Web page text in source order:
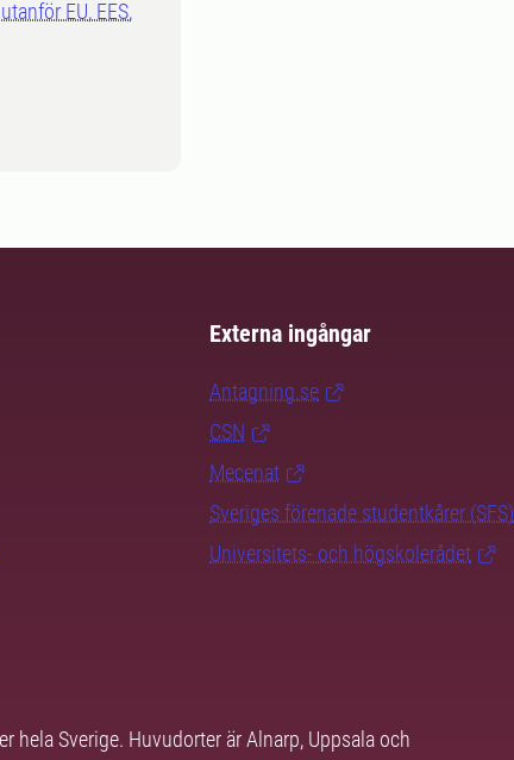
EU, EES,
Externa ingångar
Antagning.se
CSN
Mecenat
Sveriges förenade studentkårer (SFS)
Universitets- och högskolerådet
hela Sverige. Huvudorter är Alnarp, Uppsala och